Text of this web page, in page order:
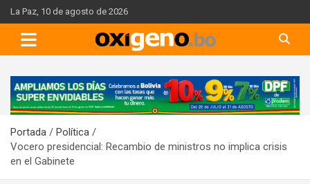
Skip
to
content
La Paz, 10 de agosto de 2026
A
d
e
r
t
Portada
Política
Vocero presidencial: Recambio de ministros no implica crisis
en el Gabinete